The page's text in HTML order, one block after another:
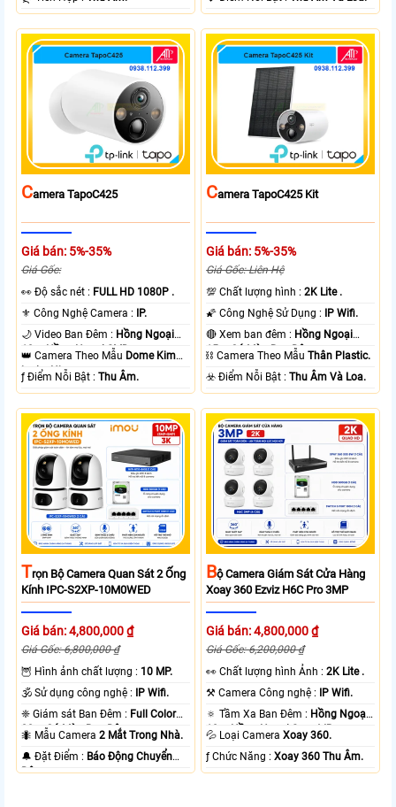
CAmera TapoC425
Giá bán: 5%-35%
Giá Gốc:
️👀 Độ sắc nét : FULL HD 1080P .
⚜️ Công Nghệ Camera : IP.
🌙 Video Ban Đêm : Hồng Ngoại
10m Hồng Ngoại SMD.
👑 Camera Theo Mẫu Dome Kim
loại + Nhựa.
️ƒ Điểm Nỗi Bật :Thu Âm.
CAmera TapoC425 Kit
Giá bán: 5%-35%
Giá Gốc: Liên Hệ
💯 Chất lượng hình :2K Lite .
🌠 Công Nghệ Sử Dụng : IP Wifi.
🔴 Xem ban đêm : Hồng Ngoại
15m Có Màu Ban Ðêm.
⛓ Camera Theo MẫuThân Plastic.
️☣️ Điểm Nỗi Bật :Thu Âm Và Loa.
TRọn Bộ Camera Quan Sát 2 Ống
Kính IPC-S2XP-10M0WED
Giá bán: 4,800,000 ₫
Giá Gốc: 6,800,000 ₫
🦉 Hình ảnh chất lượng : 10 MP.
🕉️ Sử dụng công nghệ : IP Wifi.
❈ Giám sát Ban Đêm : Full Color
20m Có Màu Ban Ðêm.
🐜 Mẫu Camera2 Mắt Trong Nhà.
️🔔 Đặt Điểm : Báo Động Chuyển
Động.
BỘ Camera Giám Sát Cửa Hàng
Xoay 360 Ezviz H6C Pro 3MP
Giá bán: 4,800,000 ₫
Giá Gốc: 6,200,000 ₫
️👀 Chất lượng hình Ảnh :2K Lite .
⚒ Camera Công nghệ : IP Wifi.
🔅 Tầm Xa Ban Đêm : Hồng Ngoại
10m Hồng Ngoại Smart IR.
💦 Loại CameraXoay 360.
️ƒ Chức Năng :Xoay 360 Thu Âm.